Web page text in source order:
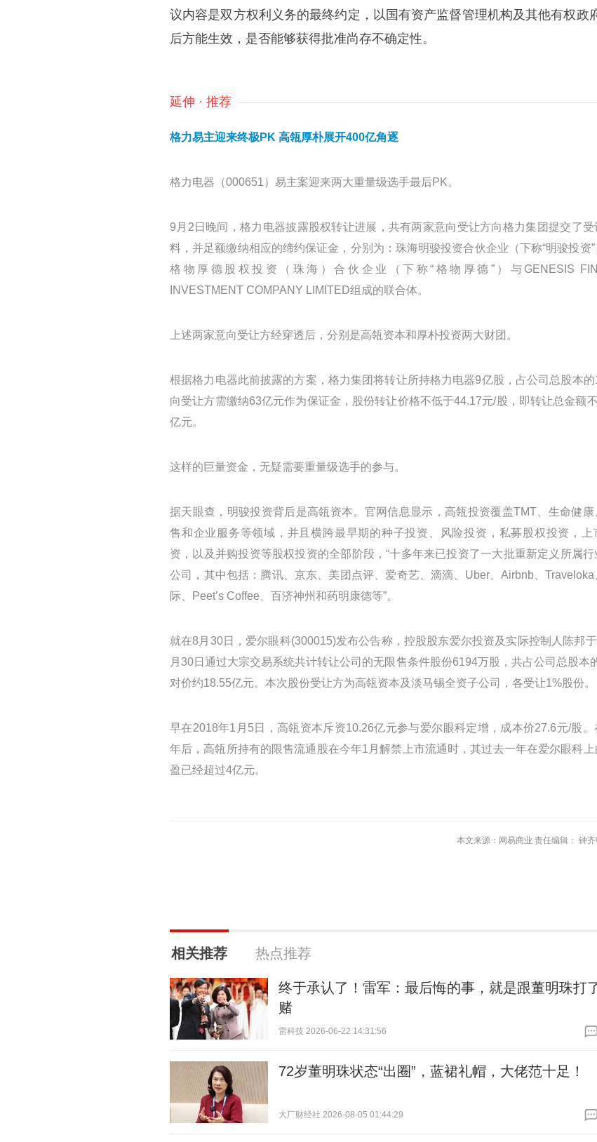
议内容是双方权利义务的最终约定，以国有资产监督管理机构及其他有权政
后方能生效，是否能够获得批准尚存不确定性。
延伸 · 推荐
格力易主迎来终极PK 高瓴厚朴展开400亿角逐
格力电器（000651）易主案迎来两大重量级选手最后PK。
9月2日晚间，格力电器披露股权转让进展，共有两家意向受让方向格力集团提交了受
料，并足额缴纳相应的缔约保证金，分别为：珠海明骏投资合伙企业（下称“明骏投资”
格物厚德股权投资（珠海）合伙企业（下称“格物厚德”）与GENESIS
INVESTMENT COMPANY LIMITED组成的联合体。
上述两家意向受让方经穿透后，分别是高瓴资本和厚朴投资两大财团。
根据格力电器此前披露的方案，格力集团将转让所持格力电器9亿股，占公司总股本
向受让方需缴纳63亿元作为保证金，股份转让价格不低于44.17元/股，即转让总金额
亿元。
这样的巨量资金，无疑需要重量级选手的参与。
据天眼查，明骏投资背后是高瓴资本。官网信息显示，高瓴投资覆盖TMT、生命健康
售和企业服务等领域，并且横跨最早期的种子投资、风险投资，私募股权投资，上
资，以及并购投资等股权投资的全部阶段，“十多年来已投资了一大批重新定义所属行
公司，其中包括：腾讯、京东、美团点评、爱奇艺、滴滴、Uber、Airbnb、Traveloka
际、Peet’s Coffee、百济神州和药明康德等”。
就在8月30日，爱尔眼科(300015)发布公告称，控股股东爱尔投资及实际控制人陈邦
月30日通过大宗交易系统共计转让公司的无限售条件股份6194万股，共占公司总股本
对价约18.55亿元。本次股份受让方为高瓴资本及淡马锡全资子公司，各受让1%股份。
早在2018年1月5日，高瓴资本斥资10.26亿元参与爱尔眼科定增，成本价27.6元/股。
年后，高瓴所持有的限售流通股在今年1月解禁上市流通时，其过去一年在爱尔眼科
盈已经超过4亿元。
本文来源：网易商业 责任编辑： 钟
相关推荐 热点推荐
终于承认了！雷军：最后悔的事，就是跟董明珠打
赌
雷科技 2026-06-22 14:31:56
72岁董明珠状态“出圈”，蓝裙礼帽，大佬范十足！
大厂财经社 2026-08-05 01:44:29